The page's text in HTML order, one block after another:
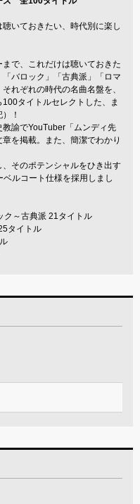
いておきたい、時代別に楽し
で、これだけは聴いておきた
バロック」「古典派」「ロマ
れぞれの時代の名曲名盤を、
タイトルセレクトした、ま
！
諭でYouTuber「ムンディ先
を掲載。また、簡潔でわかり
そのポテンシャルをひき出す
ルコート仕様を採用しまし
～古典派 21タイトル
タイトル